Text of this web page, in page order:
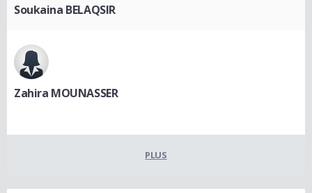
Soukaina BELAQSIR
Zahira MOUNASSER
PLUS